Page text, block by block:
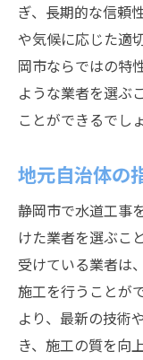
ぎ、長期的な信頼
や気候に応じた適
岡市ならではの特
ような業者を選ぶ
ことができるでし
地元自治体の
静岡市で水道工事
けた業者を選ぶこ
受けている業者は
施工を行うことが
より、最新の技術
き、施工の質を向